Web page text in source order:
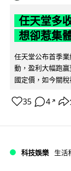
任天堂多
想卻惹集
任天堂公布首季
動，盈利大幅跑
國定價，如今關
35 4 ↗
科技娛樂 生活